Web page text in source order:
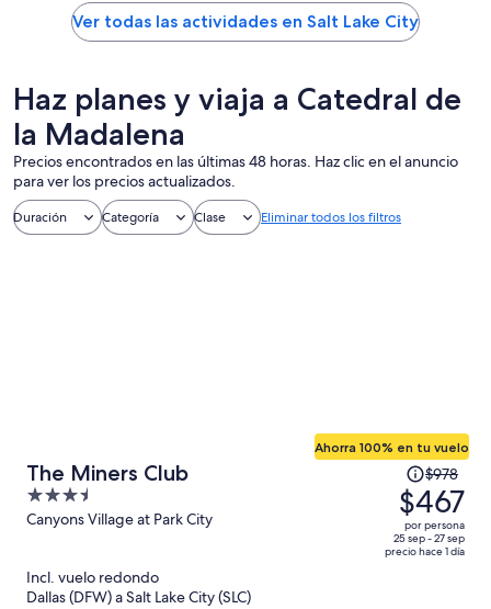
Ver todas las actividades en Salt Lake City
Haz planes y viaja a Catedral de
la Madalena
Precios encontrados en las últimas 48 horas. Haz clic en el anuncio
para ver los precios actualizados.
Duración Categoría Clase Eliminar todos los filtros
The Miners Club
3.5
out
5
Canyons Village at Park City
Ahorra 100% en tu vuelo
El
precio
era
de
$978
$978
$467
por persona
25 sep - 27 sep
precio hace 1 día
Incl. vuelo redondo
Dallas (DFW) a Salt Lake City (SLC)